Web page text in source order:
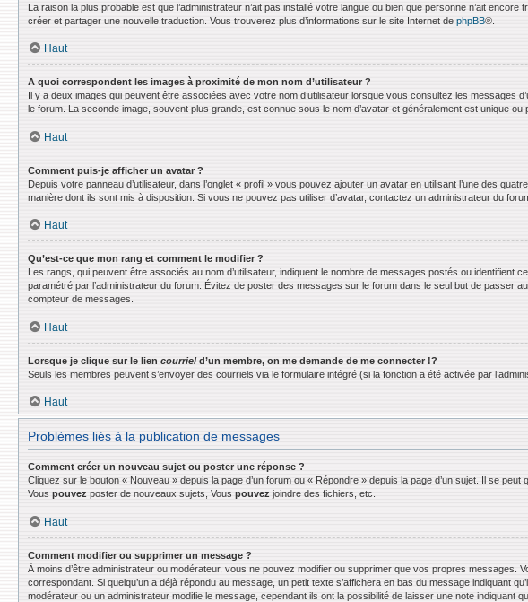
La raison la plus probable est que l’administrateur n’ait pas installé votre langue ou bien que personne n’ait
créer et partager une nouvelle traduction. Vous trouverez plus d’informations sur le site Internet de phpBB®.
Haut
A quoi correspondent les images à proximité de mon nom d’utilisateur ?
Il y a deux images qui peuvent être associées avec votre nom d’utilisateur lorsque vous consultez les messages
le forum. La seconde image, souvent plus grande, est connue sous le nom d’avatar et généralement est unique ou
Haut
Comment puis-je afficher un avatar ?
Depuis votre panneau d’utilisateur, dans l’onglet « profil » vous pouvez ajouter un avatar en utilisant l’une des
manière dont ils sont mis à disposition. Si vous ne pouvez pas utiliser d’avatar, contactez un administrateur du
Haut
Qu’est-ce que mon rang et comment le modifier ?
Les rangs, qui peuvent être associés au nom d’utilisateur, indiquent le nombre de messages postés ou
paramétré par l’administrateur du forum. Évitez de poster des messages sur le forum dans le seul but de
compteur de messages.
Haut
Lorsque je clique sur le lien courrield’un membre, on me demande de me connecter !?
Seuls les membres peuvent s’envoyer des courriels via le formulaire intégré (si la fonction a été activée par
Haut
Problèmes liés à la publication de messages
Comment créer un nouveau sujet ou poster une réponse ?
Cliquez sur le bouton « Nouveau » depuis la page d’un forum ou « Répondre » depuis la page d’un sujet. Il se
Vous pouvez poster de nouveaux sujets, Vous pouvez joindre des fichiers, etc.
Haut
Comment modifier ou supprimer un message ?
À moins d’être administrateur ou modérateur, vous ne pouvez modifier ou supprimer que vos propres
correspondant. Si quelqu’un a déjà répondu au message, un petit texte s’affichera en bas du message indiquant
modérateur ou un administrateur modifie le message, cependant ils ont la possibilité de laisser une note indiquant